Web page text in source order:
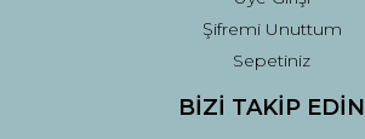
Şifremi Unuttum
Sepetiniz
BİZİ TAKİP EDİN